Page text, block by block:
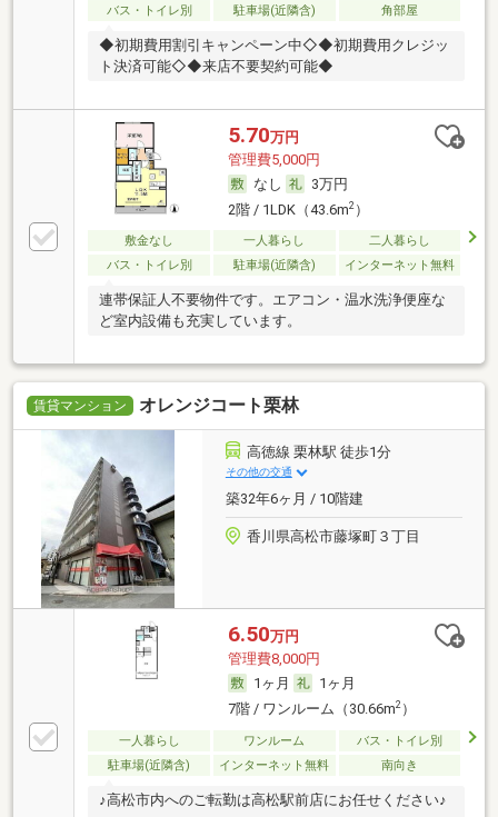
バス・トイレ別
駐車場(近隣含) 角部屋
◆初期費用割引キャンペーン中◇◆初期費用クレジッ
ト決済可能◇◆来店不要契約可能◆
5.70万円
管理費5,000円
なし
3万円
2階 / 1LDK（43.6m2）
敷金なし 一人暮らし
二人暮らし
バス・トイレ別
駐車場(近隣含) インターネット無料
連帯保証人不要物件です。エアコン・温水洗浄便座な
ど室内設備も充実しています。
賃貸マンション オレンジコート栗林
高徳線 栗林駅 徒歩1分
その他の交通
築32年6ヶ月 / 10階建
香川県高松市藤塚町３丁目
6.50万円
管理費8,000円
1ヶ月
1ヶ月
7階 / ワンルーム（30.66m2）
一人暮らし ワンルーム
バス・トイレ別
駐車場(近隣含)
インターネット無料 南向き
♪高松市内へのご転勤は高松駅前店にお任せください♪